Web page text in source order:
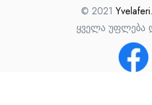
© 2021
ყველა უფლება